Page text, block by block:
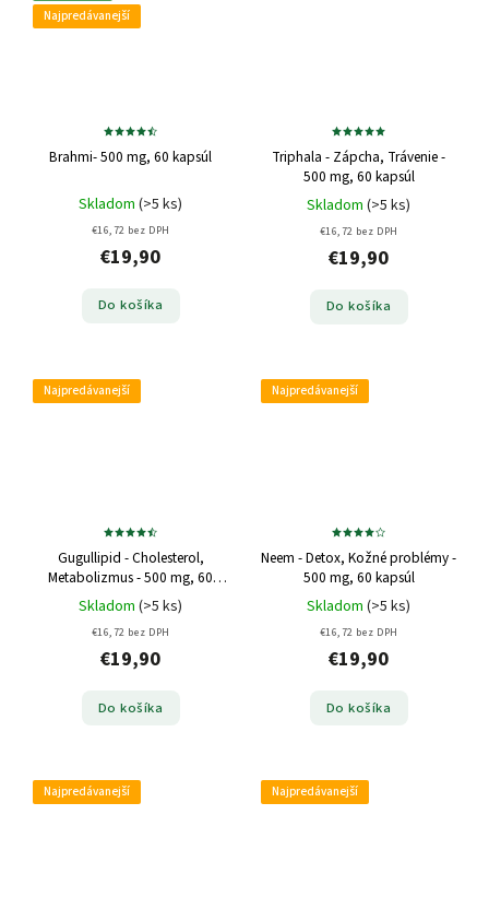
Najpredávanejší
Brahmi- 500 mg, 60 kapsúl
Skladom (>5 ks)
€16,72 bez DPH
€19,90
Do košíka
Triphala - Zápcha, Trávenie -
500 mg, 60 kapsúl
Skladom (>5 ks)
€16,72 bez DPH
€19,90
Do košíka
Najpredávanejší
Gugullipid - Cholesterol,
Metabolizmus - 500 mg, 60
kapsúl
Skladom (>5 ks)
€16,72 bez DPH
€19,90
Do košíka
Najpredávanejší
Neem - Detox, Kožné problémy -
500 mg, 60 kapsúl
Skladom (>5 ks)
€16,72 bez DPH
€19,90
Do košíka
Najpredávanejší Najpredávanejší